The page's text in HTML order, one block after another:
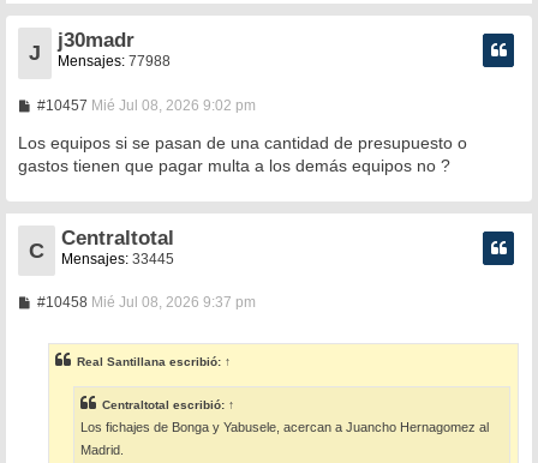
J
j30madr
Mensajes: 77988
#10457M
n
s
a
e
Mié Jul 08, 2026 9:02 pm
Los equipos si se pasan de una cantidad de presupuesto o
gastos tienen que pagar multa a los demás equipos no ?
C
Centraltotal
Mensajes: 33445
#10458M
a
j
e
Mié Jul 08, 2026 9:37 pm
Real Santillana escribió: ↑
Centraltotal escribió: ↑
Los fichajes de Bonga y Yabusele, acercan a Juancho Hernagomez al
Madrid.